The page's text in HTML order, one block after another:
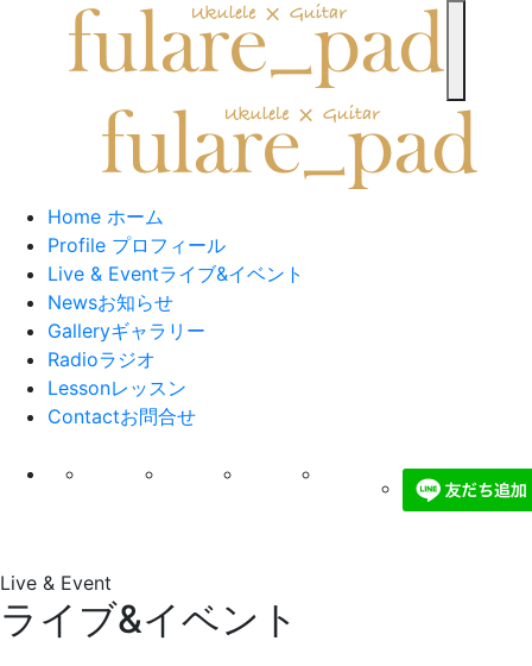
Home ホーム
Profile プロフィール
Live & Eventライブ&イベント
Newsお知らせ
Galleryギャラリー
Radioラジオ
Lessonレッスン
Contactお問合せ
Live & Event
ライブ&イベント